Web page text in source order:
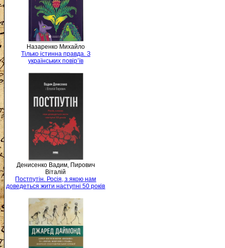
Назаренко Михайло
Тілько істинна правда. З
українських повір’їв
Денисенко Вадим, Пирович
Віталій
Постпутін. Росія, з якою нам
доведеться жити наступні 50 років